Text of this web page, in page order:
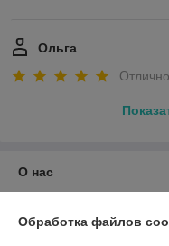
Ольга
Отлично
О нас
Контакты
Обработка файлов